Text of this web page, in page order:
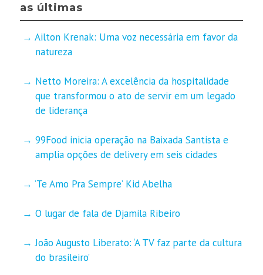
as últimas
Ailton Krenak: Uma voz necessária em favor da
natureza
Netto Moreira: A excelência da hospitalidade
que transformou o ato de servir em um legado
de liderança
99Food inicia operação na Baixada Santista e
amplia opções de delivery em seis cidades
‘Te Amo Pra Sempre’ Kid Abelha
O lugar de fala de Djamila Ribeiro
João Augusto Liberato: ‘A TV faz parte da cultura
do brasileiro’